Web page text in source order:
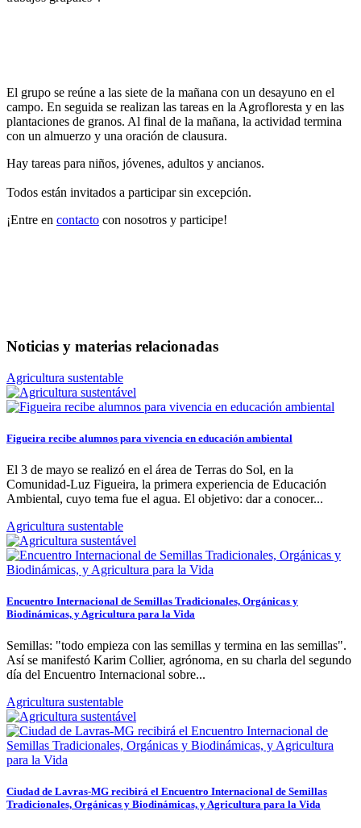
El grupo se reúne a las siete de la mañana con un desayuno en el
campo. En seguida se realizan las tareas en la Agrofloresta y en las
plantaciones de granos. Al final de la mañana, la actividad termina
con un almuerzo y una oración de clausura.
Hay tareas para niños, jóvenes, adultos y ancianos.
Todos están invitados a participar sin excepción.
¡Entre en contacto con nosotros y participe!
Noticias y materias relacionadas
Agricultura sustentable
Figueira recibe alumnos para vivencia en educación ambiental
El 3 de mayo se realizó en el área de Terras do Sol, en la
Comunidad-Luz Figueira, la primera experiencia de Educación
Ambiental, cuyo tema fue el agua. El objetivo: dar a conocer...
Agricultura sustentable
Encuentro Internacional de Semillas Tradicionales, Orgánicas y
Biodinámicas, y Agricultura para la Vida
Semillas: "todo empieza con las semillas y termina en las semillas".
Así se manifestó Karim Collier, agrónoma, en su charla del segundo
día del Encuentro Internacional sobre...
Agricultura sustentable
Ciudad de Lavras-MG recibirá el Encuentro Internacional de Semillas
Tradicionales, Orgánicas y Biodinámicas, y Agricultura para la Vida